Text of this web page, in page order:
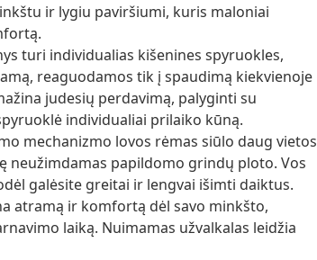
ir lygiu paviršiumi, kuris maloniai
turi individualias kišenines spyruokles,
reaguodamos tik į spaudimą kiekvienoje
judesių perdavimą, palyginti su
individualiai prilaiko kūną.
mechanizmo lovos rėmas siūlo daug vietos
neužimdamas papildomo grindų ploto. Vos
galėsite greitai ir lengvai išimti daiktus.
atramą ir komfortą dėl savo minkšto,
laiką. Nuimamas užvalkalas leidžia